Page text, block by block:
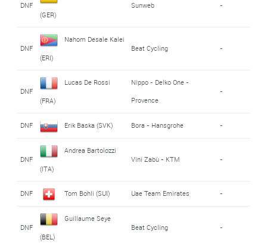
DNF
(GER)
Sunweb -
DNF
Nahom Desale Kalei
(ERI)
Beat Cycling -
DNF
Lucas De Rossi
(FRA)
Nippo - Delko One -
Provence
-
DNF Erik Baska (SVK) Bora - Hansgrohe -
DNF
Andrea Bartolozzi
(ITA)
Vini Zabù - KTM -
DNF Tom Bohli (SUI) Uae Team Emirates -
DNF
Guillaume Seye
(BEL)
Beat Cycling -